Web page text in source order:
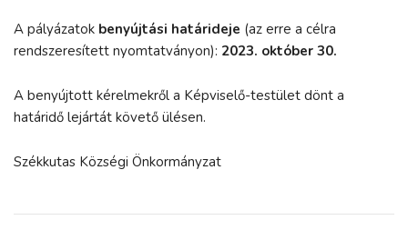
A pályázatok benyújtási határideje (az erre a célra
rendszeresített nyomtatványon): 2023. október 30.
A benyújtott kérelmekről a Képviselő-testület dönt a
határidő lejártát követő ülésen.
Székkutas Községi Önkormányzat